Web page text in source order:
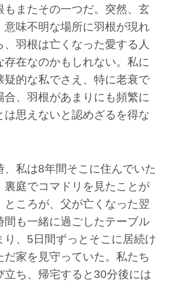
もまたその一つだ。突然、玄
意味不明な場所に羽根が現れ
、羽根は亡くなった愛する人
存在なのかもしれない。私に
疑的な私でさえ、特に老衰で
合、羽根があまりにも頻繁に
は思えないと認めざるを得な
、私は8年間そこに住んでいた
裏庭でコマドリを見たことが
ところが、父が亡くなった翌
間も一緒に過ごしたテーブル
り、5日間ずっとそこに居続け
だ家を見守っていた。私たち
立ち、帰宅すると30分後には